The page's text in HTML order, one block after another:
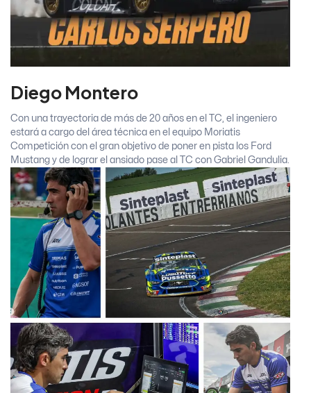
Diego Montero
Con una trayectoria de más de 20 años en el TC, el ingeniero
estará a cargo del área técnica en el equipo Moriatis
Competición con el gran objetivo de poner en pista los Ford
Mustang y de lograr el ansiado pase al TC con Gabriel Gandulia.